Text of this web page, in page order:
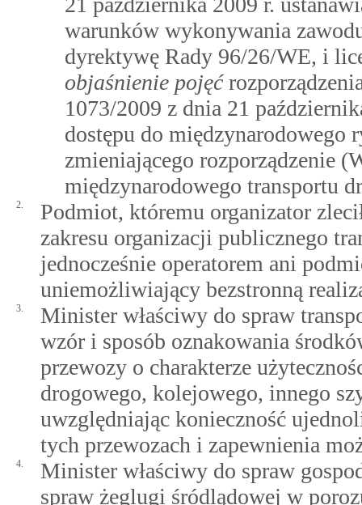
warunków wykonywania
dyrektywę Rady 96/26/WE, i
objaśnienie pojęć
1073/2009 z dnia 21
dostępu do międzynarodowego
zmieniającego rozporządzenie
międzynarodowego transportu
2.
Podmiot, któremu organizator
zakresu organizacji publicznego
jednocześnie operatorem ani
uniemożliwiający bezstronną
3.
Minister właściwy do spraw
wzór i sposób oznakowania
przewozy o charakterze
drogowego, kolejowego, innego
uwzględniając konieczność
tych przewozach i zapewnienia
4.
Minister właściwy do spraw
spraw żeglugi śródlądowej w